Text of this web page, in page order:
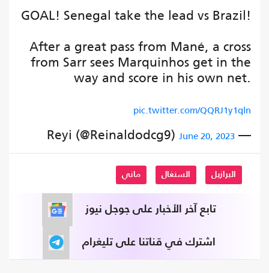
GOAL! Senegal take the lead vs Brazil!
After a great pass from Mané, a cross
from Sarr sees Marquinhos get in the
way and score in his own net.
pic.twitter.com/QQRJ1y1qln
— Reyi (@Reinaldodcg9)
June 20, 2023
البرازيل السنغال ماني
تابع آخر الأخبار على جوجل نيوز
اشترك في قناتنا على تليغرام